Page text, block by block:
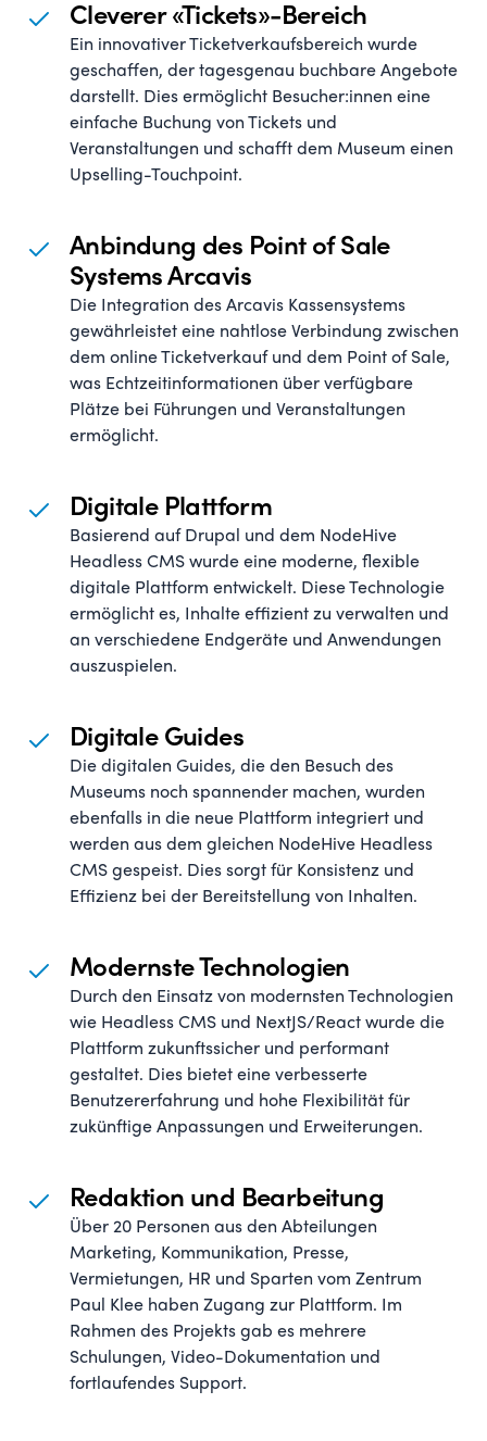
Cleverer «Tickets»-Bereich
Ein innovativer Ticketverkaufsbereich wurde
geschaffen, der tagesgenau buchbare Angebote
darstellt. Dies ermöglicht Besucher:innen eine
einfache Buchung von Tickets und
Veranstaltungen und schafft dem Museum einen
Upselling-Touchpoint.
Anbindung des Point of Sale
Systems Arcavis
Die Integration des Arcavis Kassensystems
gewährleistet eine nahtlose Verbindung zwischen
dem online Ticketverkauf und dem Point of Sale,
was Echtzeitinformationen über verfügbare
Plätze bei Führungen und Veranstaltungen
ermöglicht.
Digitale Plattform
Basierend auf Drupal und dem NodeHive
Headless CMS wurde eine moderne, flexible
digitale Plattform entwickelt. Diese Technologie
ermöglicht es, Inhalte effizient zu verwalten und
an verschiedene Endgeräte und Anwendungen
auszuspielen.
Digitale Guides
Die digitalen Guides, die den Besuch des
Museums noch spannender machen, wurden
ebenfalls in die neue Plattform integriert und
werden aus dem gleichen NodeHive Headless
CMS gespeist. Dies sorgt für Konsistenz und
Effizienz bei der Bereitstellung von Inhalten.
Modernste Technologien
Durch den Einsatz von modernsten Technologien
wie Headless CMS und NextJS/React wurde die
Plattform zukunftssicher und performant
gestaltet. Dies bietet eine verbesserte
Benutzererfahrung und hohe Flexibilität für
zukünftige Anpassungen und Erweiterungen.
Redaktion und Bearbeitung
Über 20 Personen aus den Abteilungen
Marketing, Kommunikation, Presse,
Vermietungen, HR und Sparten vom Zentrum
Paul Klee haben Zugang zur Plattform. Im
Rahmen des Projekts gab es mehrere
Schulungen, Video-Dokumentation und
fortlaufendes Support.